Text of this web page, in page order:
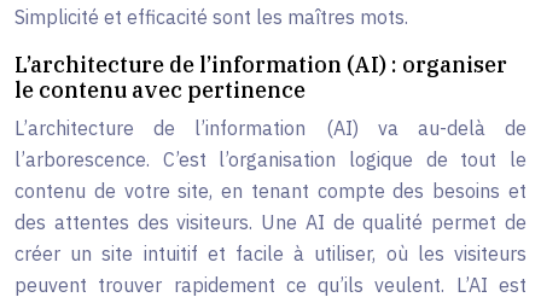
Simplicité et efficacité sont les maîtres mots.
L’architecture de l’information (AI) : organiser
le contenu avec pertinence
L’architecture de l’information (AI) va au-delà de
l’arborescence. C’est l’organisation logique de tout le
contenu de votre site, en tenant compte des besoins et
des attentes des visiteurs. Une AI de qualité permet de
créer un site intuitif et facile à utiliser, où les visiteurs
peuvent trouver rapidement ce qu’ils veulent. L’AI est